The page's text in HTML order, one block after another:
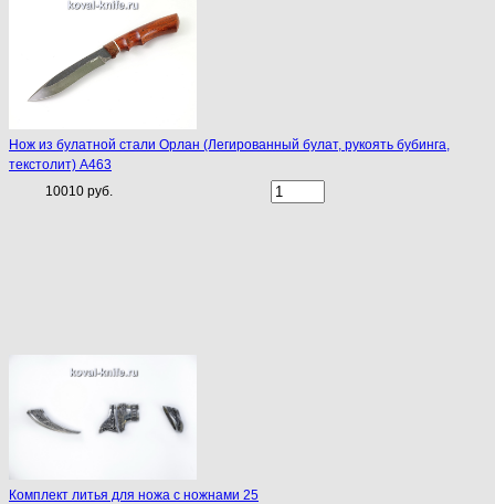
Нож из булатной стали Орлан (Легированный булат, рукоять бубинга,
текстолит) A463
10010 руб.
Комплект литья для ножа с ножнами 25